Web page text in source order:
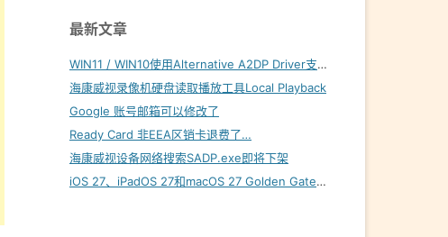
最新文章
WIN11 / WIN10使用Alternative A2DP Driver支持LDAC
海康威视录像机硬盘读取播放工具Local Playback
Google 账号邮箱可以修改了
Ready Card 非EEA区销卡退费了…
海康威视设备网络搜索SADP.exe即将下架
iOS 27、iPadOS 27和macOS 27 Golden Gate内置壁纸下载